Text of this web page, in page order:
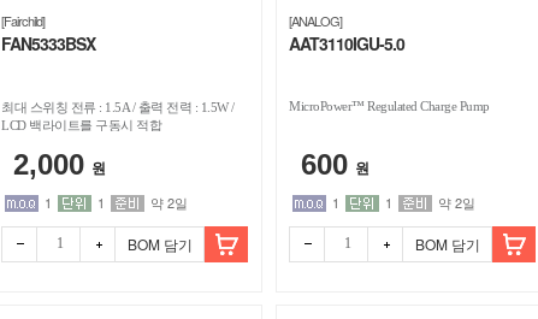
[Fairchild]
FAN5333BSX
최대 스위칭 전류 : 1.5A / 출력 전력 : 1.5W /
LCD 백라이트를 구동시 적합
2,000 원
1 1 약 2일
BOM 담기
[ANALOG]
AAT3110IGU-5.0
MicroPower™ Regulated Charge Pump
600 원
1 1 약 2일
BOM 담기